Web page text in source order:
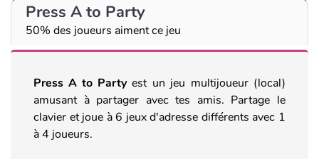
Press A to Party
50% des joueurs aiment ce jeu
Press A to Partyest un jeu multijoueur (local)
amusant à partager avec tes amis. Partage le
clavier et joue à 6 jeux d'adresse différents avec 1
à 4 joueurs.